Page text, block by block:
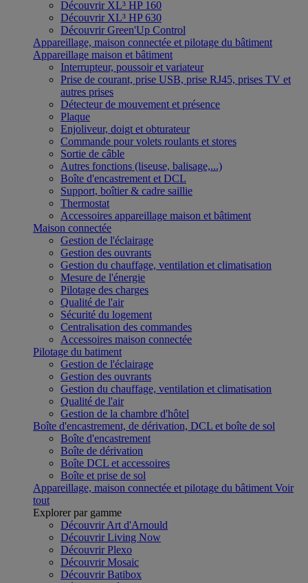
Découvrir XL³ HP 160
Découvrir XL³ HP 630
Découvrir Green'Up Control
Appareillage, maison connectée et pilotage du bâtiment
Appareillage maison et bâtiment
Interrupteur, poussoir et variateur
Prise de courant, prise USB, prise RJ45, prises TV et
autres prises
Détecteur de mouvement et présence
Plaque
Enjoliveur, doigt et obturateur
Commande pour volets roulants et stores
Sortie de câble
Autres fonctions (liseuse, balisage,...)
Boîte d'encastrement et DCL
Support, boîtier & cadre saillie
Thermostat
Accessoires appareillage maison et bâtiment
Maison connectée
Gestion de l'éclairage
Gestion des ouvrants
Gestion du chauffage, ventilation et climatisation
Mesure de l'énergie
Pilotage des charges
Qualité de l'air
Sécurité du logement
Centralisation des commandes
Accessoires maison connectée
Pilotage du batiment
Gestion de l'éclairage
Gestion des ouvrants
Gestion du chauffage, ventilation et climatisation
Qualité de l'air
Gestion de la chambre d'hôtel
Boîte d'encastrement, de dérivation, DCL et boîte de sol
Boîte d'encastrement
Boîte de dérivation
Boîte DCL et accessoires
Boîte et prise de sol
Appareillage, maison connectée et pilotage du bâtiment Voir
tout
Explorer par gamme
Découvrir Art d'Arnould
Découvrir Living Now
Découvrir Plexo
Découvrir Mosaic
Découvrir Batibox